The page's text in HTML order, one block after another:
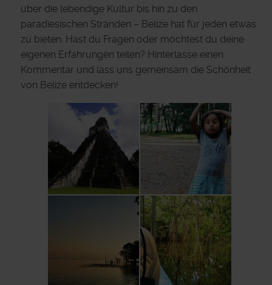
über die lebendige Kultur bis hin zu den
paradiesischen Stränden – Belize hat für jeden etwas
zu bieten. Hast du Fragen oder möchtest du deine
eigenen Erfahrungen teilen? Hinterlasse einen
Kommentar und lass uns gemeinsam die Schönheit
von Belize entdecken!